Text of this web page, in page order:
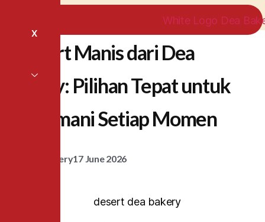
X
Dessert Manis dari Dea
Bakery: Pilihan Tepat untuk
Menemani Setiap Momen
Dea Bakery17 June 2026